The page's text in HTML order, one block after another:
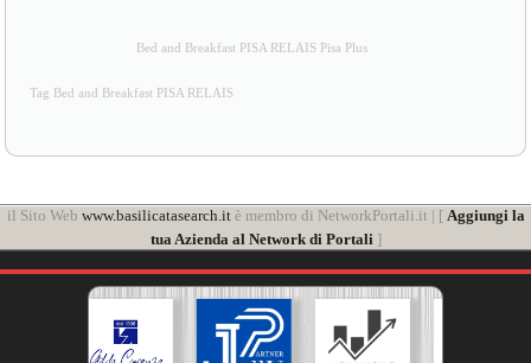
Bed and Breakfast PISA RELAIS Pisa Plus
Tag Bed and Breakfast PISA RELAIS
il Sito Web www.basilicatasearch.itè membro di NetworkPortali.it | [ Aggiungi la
tua Azienda al Network di Portali]